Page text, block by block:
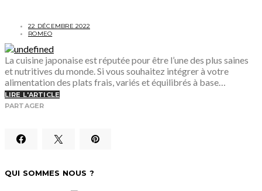
22 DÉCEMBRE 2022
ROMEO
La cuisine japonaise est réputée pour être l’une des plus saines
et nutritives du monde. Si vous souhaitez intégrer à votre
alimentation des plats frais, variés et équilibrés à base…
LIRE L'ARTICLE
PARTAGER
QUI SOMMES NOUS ?